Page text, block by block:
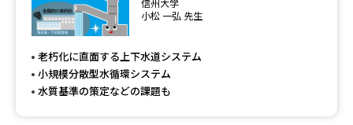
専門学校の資料請求 大学院の資料請求
留学・進学関連、塾・予備校
大学入学共通テスト「受験案
信州大学
小松 一弘 先生
老朽化に直面する上下水道システム
小規模分散型水循環システム
水質基準の策定などの課題も